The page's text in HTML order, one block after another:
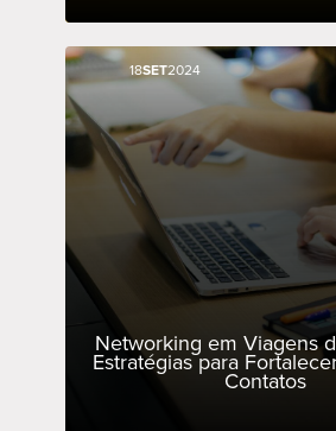
18SET2024
Networking em Viagens
Estratégias para
Contatos
18SET2024